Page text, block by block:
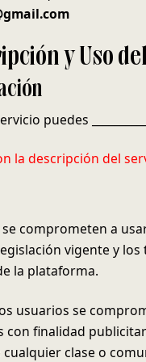
y Uso
puedes
la descripción del
comprometen a
vigente y
la plataforma.
usuarios se
con finalidad
clase o